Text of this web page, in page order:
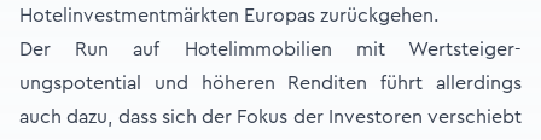
Hotelinvestmentmärkten Europas zurückgehen.
Der Run auf Hotelimmobilien mit Wertsteiger­
ungspotential und höheren Renditen führt allerdings
auch dazu, dass sich der Fokus der Investoren verschiebt